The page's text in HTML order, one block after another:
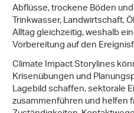
Abflüsse, trockene Böden
Trinkwasser, Landwirtschaft,
Alltag gleichzeitig, weshalb
Vorbereitung auf den
Climate Impact Storylines
Krisenübungen und
Lagebild schaffen, sektorale
zusammenführen und helfen